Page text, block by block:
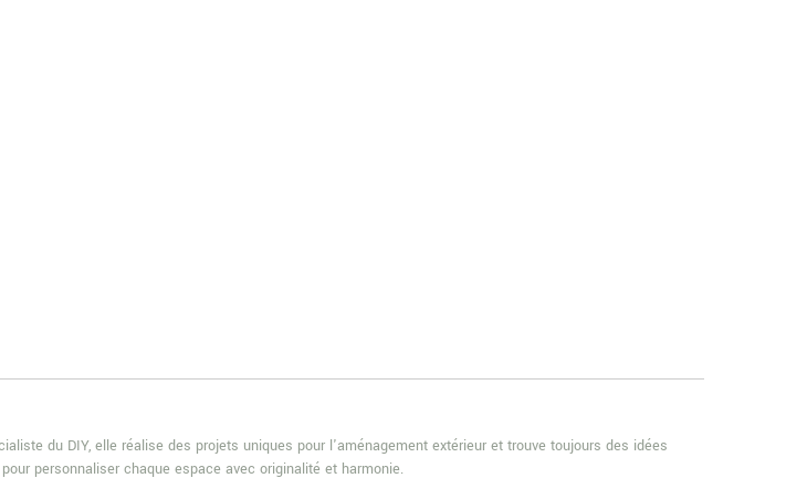
du DIY, elle réalise des projets uniques pour l'aménagement extérieur et trouve toujours des idées
personnaliser chaque espace avec originalité et harmonie.